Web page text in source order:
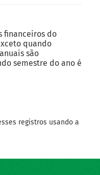
financeiros do
quando
são
semestre do ano é
registros usando a